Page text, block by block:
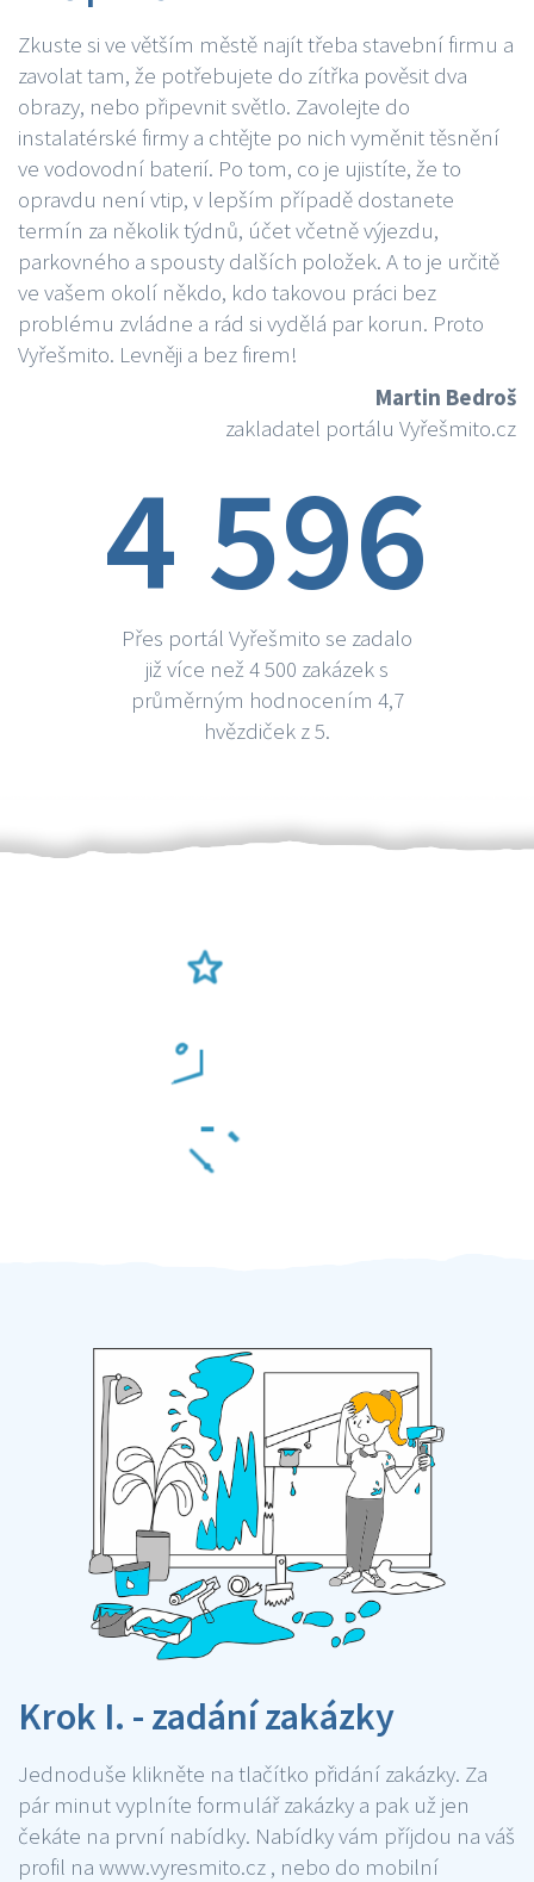
Zkuste si ve větším městě najít třeba stavební firmu a
zavolat tam, že potřebujete do zítřka pověsit dva
obrazy, nebo připevnit světlo. Zavolejte do
instalatérské firmy a chtějte po nich vyměnit těsnění
ve vodovodní baterií. Po tom, co je ujistíte, že to
opravdu není vtip, v lepším případě dostanete
termín za několik týdnů, účet včetně výjezdu,
parkovného a spousty dalších položek. A to je určitě
ve vašem okolí někdo, kdo takovou práci bez
problému zvládne a rád si vydělá par korun. Proto
Vyřešmito. Levněji a bez firem!
Martin Bedroš
zakladatel portálu Vyřešmito.cz
4 596
Přes portál Vyřešmito se zadalo
již více než 4 500 zakázek s
průměrným hodnocením 4,7
hvězdiček z 5.
Krok I. - zadání zakázky
Jednoduše klikněte na tlačítko přidání zakázky. Za
pár minut vyplníte formulář zakázky a pak už jen
čekáte na první nabídky. Nabídky vám příjdou na váš
profil na www.vyresmito.cz , nebo do mobilní